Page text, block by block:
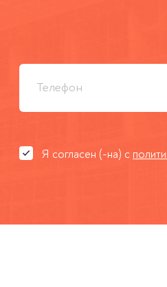
Я согласен (-на) с